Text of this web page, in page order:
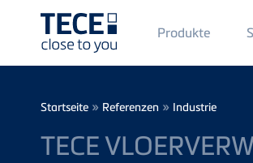
Main
Menü
1
Produkte
Breadcrumb
Startseite » Referenzen » Industrie
TECE